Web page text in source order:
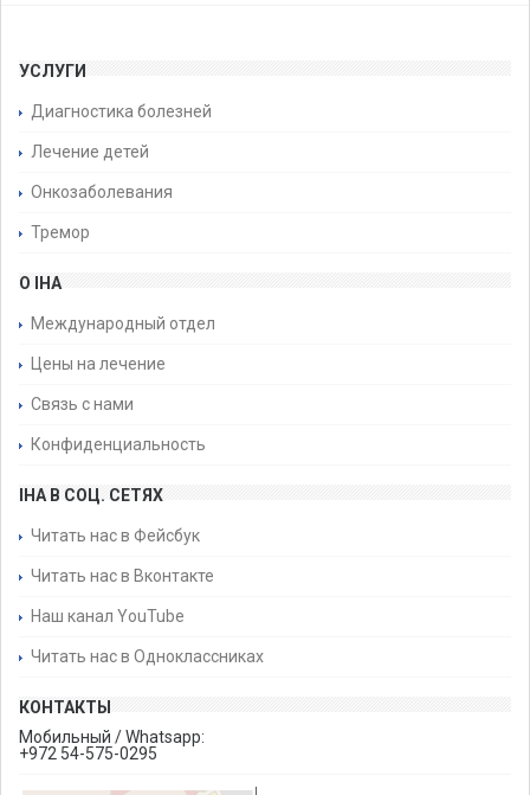
УСЛУГИ
Диагностика болезней
Лечение детей
Онкозаболевания
Тремор
О IHA
Международный отдел
Цены на лечение
Связь с нами
Конфиденциальность
IHA В СОЦ. СЕТЯХ
Читать нас в Фейсбук
Читать нас в Вконтакте
Наш канал YouTube
Читать нас в Одноклассниках
КОНТАКТЫ
Мобильный / Whatsapp:
+972 54-575-0295